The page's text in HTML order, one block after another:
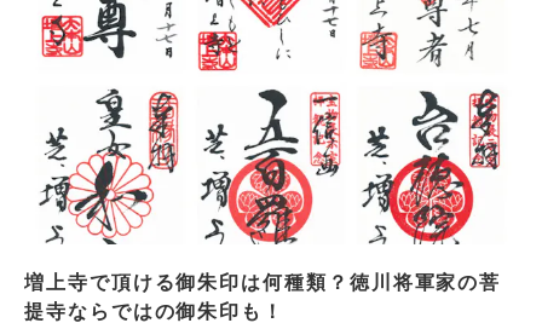
増上寺で頂ける御朱印は何種類？徳川将軍家の菩
提寺ならではの御朱印も！